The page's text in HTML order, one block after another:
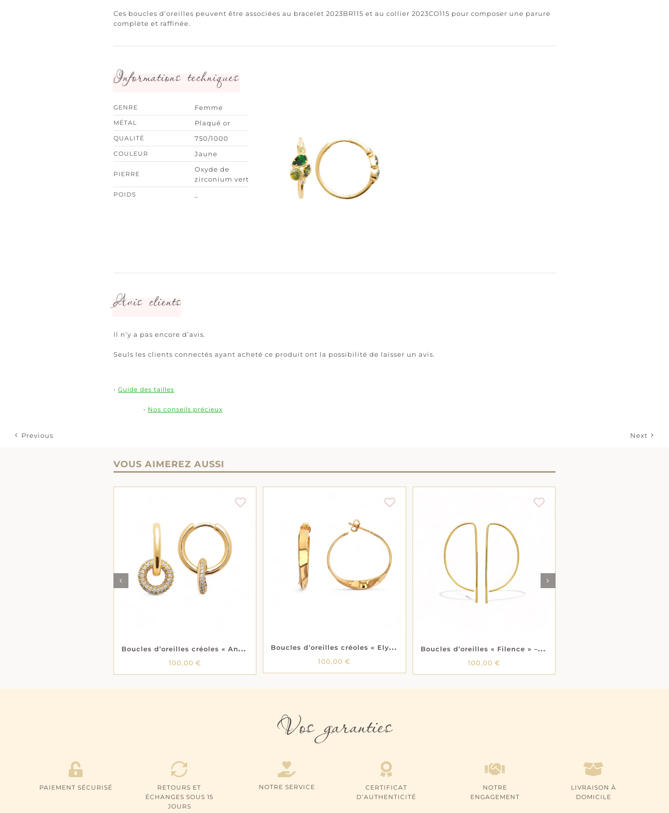
Ces boucles d’oreilles peuvent être associées au bracelet 2023BR115 et au collier 2023CO115 pour composer une parure
complète et raffinée.
Informations techniques
GENRE Femme
MÉTAL Plaqué or
QUALITÉ 750/1000
COULEUR Jaune
PIERRE
Oxyde de
zirconium vert
POIDS
Avis clients
Il n’y a pas encore d’avis.
Seuls les clients connectés ayant acheté ce produit ont la possibilité de laisser un avis.
• Guide des tailles
• Nos conseils précieux
Previous Next
VOUS AIMEREZ AUSSI
B
oucles d’oreilles créoles « Annora » – Oxydes de zirconium – Plaqué or
100,00€
AJOUTER AU PANIER
/
DÉTAILS
B
oucles d’oreilles créoles « Elys » – Plaqué or
100,00€
AJOUTER AU PANIER
DÉTAILS
B
oucles d’oreilles « Filence » – Plaqué or
100,00 €
AJOUTER AU PANIER
DÉTAILS
Vos garanties
PAIEMENT SÉCURISÉ
RETOURS ET
ÉCHANGES SOUS 15
JOURS
NOTRE SERVICE
CERTIFICAT
D’AUTHENTICITÉ
NOTRE
ENGAGEMENT
LIVRAISON À
DOMICILE